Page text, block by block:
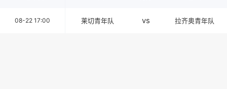
08-22 17:00 莱切青年队 vs 拉齐奥青年队